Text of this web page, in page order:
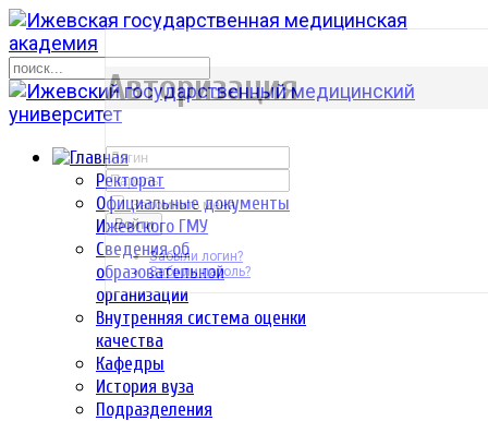
Ректорат
Официальные документы
Ижевского ГМУ
Сведения об
образовательной
организации
Внутренняя система оценки
качества
Кафедры
История вуза
Подразделения
р
Авторизация
Запомнить меня
Войти
Забыли логин?
Забыли пароль?